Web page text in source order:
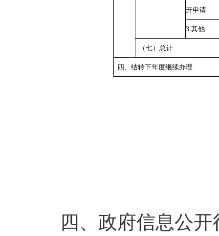
开申请
3.其他
（七）总计
四、结转下年度继续办理
四、政府信息公